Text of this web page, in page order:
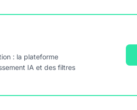
: la plateforme
IA et des filtres